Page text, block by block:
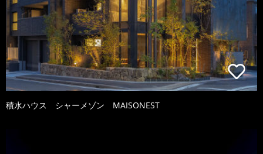
積水ハウス シャーメゾン MAISONEST